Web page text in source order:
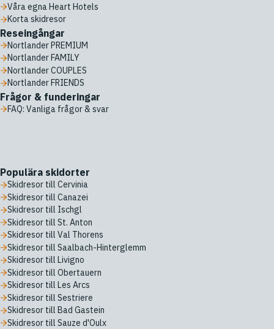
Våra egna Heart Hotels
Korta skidresor
Reseingångar
Nortlander PREMIUM
Nortlander FAMILY
Nortlander COUPLES
Nortlander FRIENDS
Frågor & funderingar
FAQ: Vanliga frågor & svar
Populära skidorter
Skidresor till Cervinia
Skidresor till Canazei
Skidresor till Ischgl
Skidresor till St. Anton
Skidresor till Val Thorens
Skidresor till Saalbach-Hinterglemm
Skidresor till Livigno
Skidresor till Obertauern
Skidresor till Les Arcs
Skidresor till Sestriere
Skidresor till Bad Gastein
Skidresor till Sauze d'Oulx